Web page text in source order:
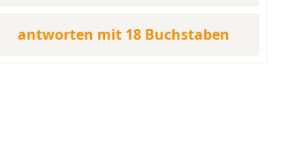
antworten mit 18 Buchstaben